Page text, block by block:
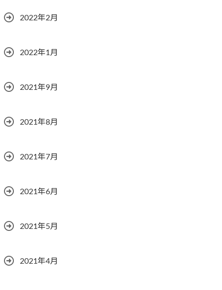
2022年2月
2022年1月
2021年9月
2021年8月
2021年7月
2021年6月
2021年5月
2021年4月